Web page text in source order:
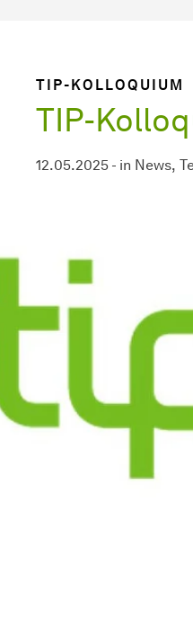
TIP-KOLLOQUIUM
TIP-
12.05.2025 - in News